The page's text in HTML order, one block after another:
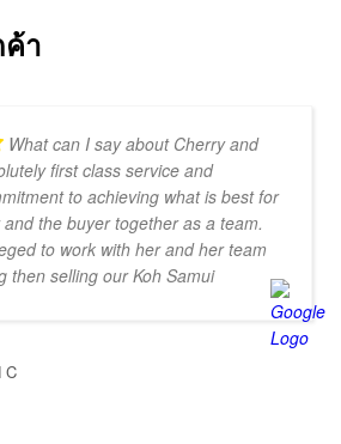
ค้า
What can I say about Cherry and
first class service and
to achieving what is best for
the buyer together as a team.
to work with her and her team
then selling our Koh Samui
and support at every stage
the get-go we also listed with
Samui who didn't raise a finger to
property unless a client
C